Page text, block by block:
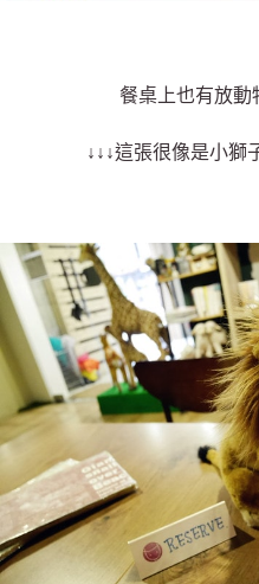
餐桌上也有放動
↓↓↓這張很像是小獅